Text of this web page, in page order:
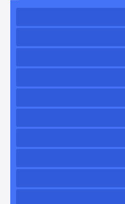
اسفنجی فصل ۱۷
منتشر شد
۱۵ (دوبله) منتشر شد